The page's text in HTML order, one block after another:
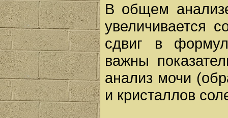
В общем
увеличивается
сдвиг в
важны
анализ мочи
и кристаллов